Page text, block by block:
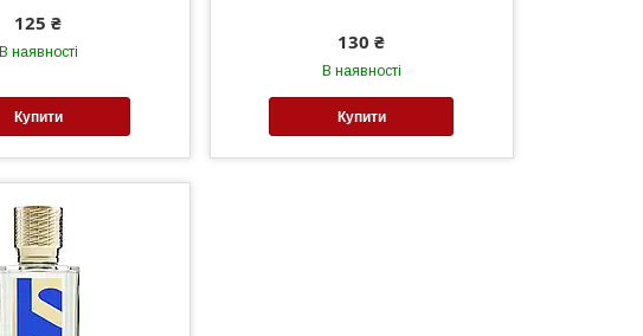
125 ₴
В наявності
Купити
130 ₴
В наявності
Купити